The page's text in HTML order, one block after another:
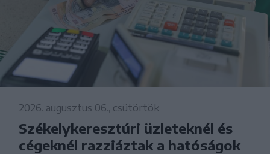
2026. augusztus 06., csütörtök
Székelykeresztúri üzleteknél és
cégeknél razziáztak a hatóságok